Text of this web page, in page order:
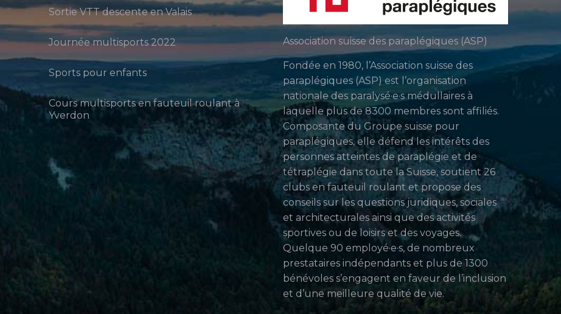
Sortie VTT descente en Valais
Journée multisports 2022
Sports pour enfants
Cours multisports en fauteuil roulant à
Yverdon
Association suisse des paraplégiques (ASP)
Fondée en 1980, l’Association suisse des
paraplégiques (ASP) est l’organisation
nationale des paralysé·e·s médullaires à
laquelle plus de 8300 membres sont affiliés.
Composante du Groupe suisse pour
paraplégiques, elle défend les intérêts des
personnes atteintes de paraplégie et de
tétraplégie dans toute la Suisse, soutient 26
clubs en fauteuil roulant et propose des
conseils sur les questions juridiques, sociales
et architecturales ainsi que des activités
sportives ou de loisirs et des voyages.
Quelque 90 employé·e·s, de nombreux
prestataires indépendants et plus de 1300
bénévoles s’engagent en faveur de l’inclusion
et d’une meilleure qualité de vie.